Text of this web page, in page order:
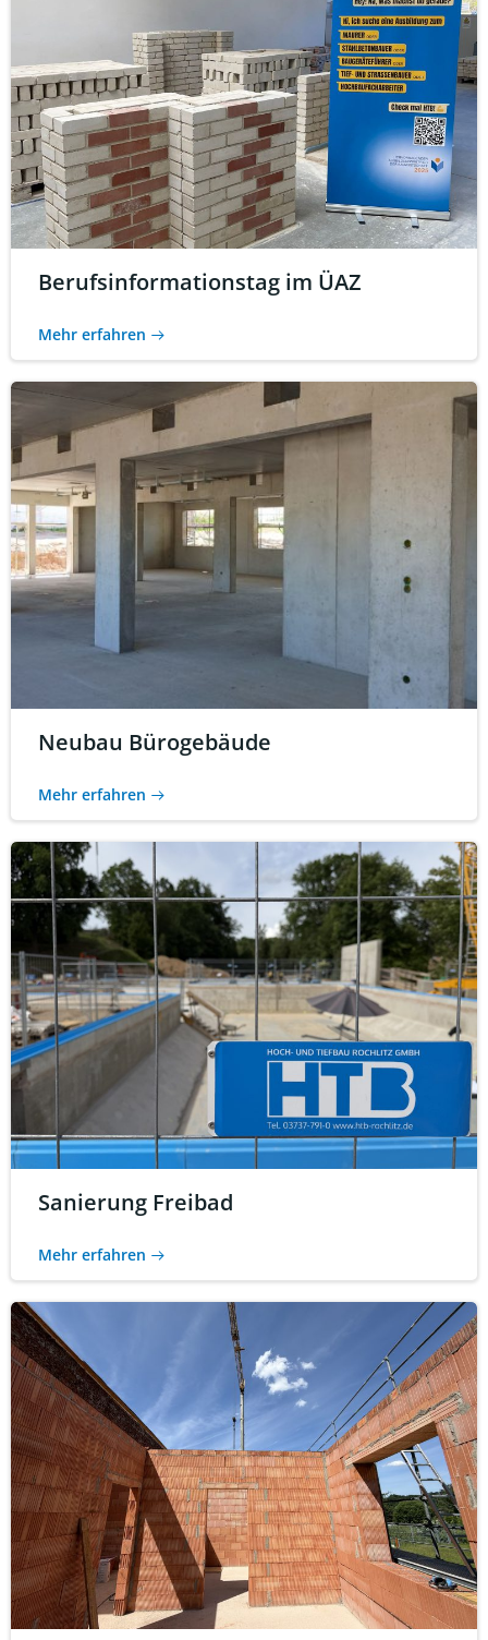
Berufsinformationstag im ÜAZ
Mehr erfahren
Neubau Bürogebäude
Mehr erfahren
Sanierung Freibad
Mehr erfahren